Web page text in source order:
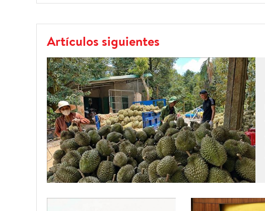
Artículos siguientes